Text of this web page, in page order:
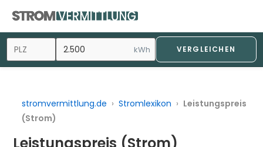
Inhalt
springen
kWh VERGLEICHEN
stromvermittlung.de › Stromlexikon › Leistungspreis
(Strom)